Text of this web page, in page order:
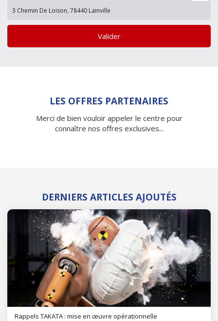
Valider
LES OFFRES PARTENAIRES
Merci de bien vouloir appeler le centre pour
connaître nos offres exclusives...
DERNIERS ARTICLES AJOUTÉS
Rappels TAKATA : mise en œuvre opérationnelle